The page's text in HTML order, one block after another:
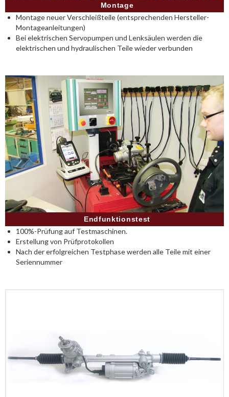
Montage
Montage neuer Verschleißteile (entsprechenden Hersteller-
Montageanleitungen)
Bei elektrischen Servopumpen und Lenksäulen werden die
elektrischen und hydraulischen Teile wieder verbunden
Endfunktionstest
100%-Prüfung auf Testmaschinen.
Erstellung von Prüfprotokollen
Nach der erfolgreichen Testphase werden alle Teile mit einer
Seriennummer